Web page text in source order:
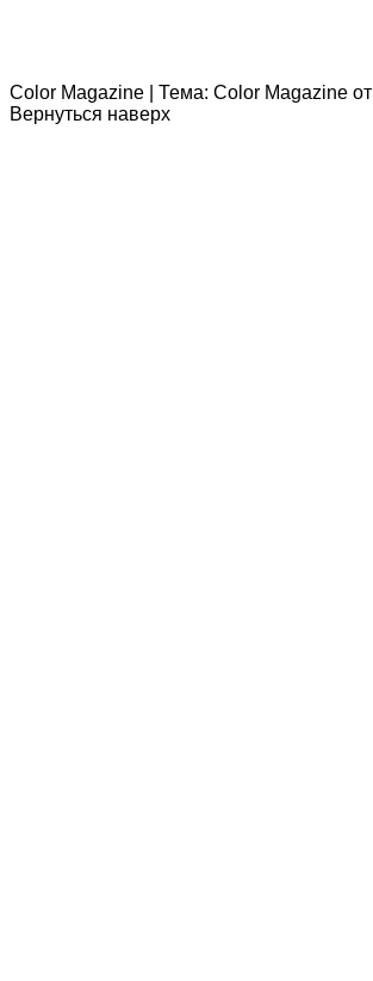
Color Magazine Тема: Color Magazine от
Вернуться наверх